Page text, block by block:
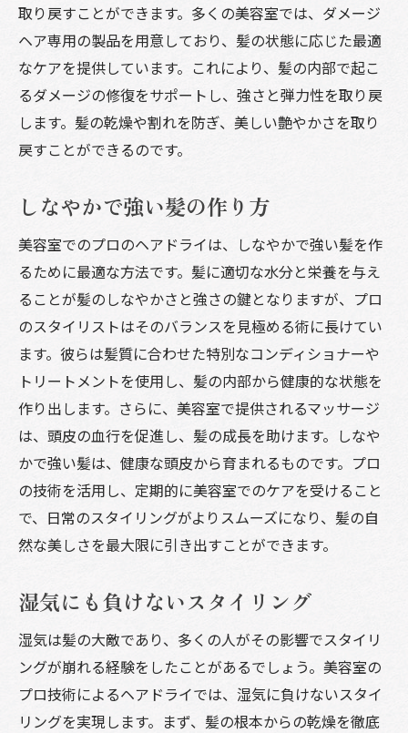
取り戻すことができます。多くの美容室では、ダメージ
ヘア専用の製品を用意しており、髪の状態に応じた最適
なケアを提供しています。これにより、髪の内部で起こ
るダメージの修復をサポートし、強さと弾力性を取り戻
します。髪の乾燥や割れを防ぎ、美しい艶やかさを取り
戻すことができるのです。
しなやかで強い髪の作り方
美容室でのプロのヘアドライは、しなやかで強い髪を作
るために最適な方法です。髪に適切な水分と栄養を与え
ることが髪のしなやかさと強さの鍵となりますが、プロ
のスタイリストはそのバランスを見極める術に長けてい
ます。彼らは髪質に合わせた特別なコンディショナーや
トリートメントを使用し、髪の内部から健康的な状態を
作り出します。さらに、美容室で提供されるマッサージ
は、頭皮の血行を促進し、髪の成長を助けます。しなや
かで強い髪は、健康な頭皮から育まれるものです。プロ
の技術を活用し、定期的に美容室でのケアを受けること
で、日常のスタイリングがよりスムーズになり、髪の自
然な美しさを最大限に引き出すことができます。
湿気にも負けないスタイリング
湿気は髪の大敵であり、多くの人がその影響でスタイリ
ングが崩れる経験をしたことがあるでしょう。美容室の
プロ技術によるヘアドライでは、湿気に負けないスタイ
リングを実現します。まず、髪の根本からの乾燥を徹底